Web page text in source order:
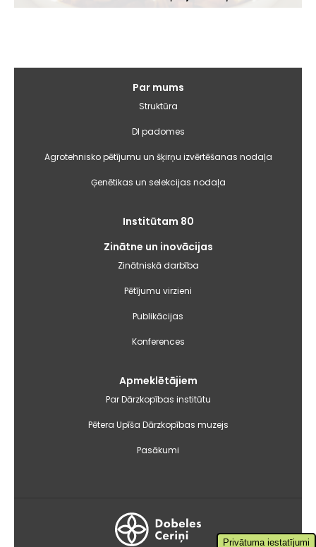
Par mums
Struktūra
DI padomes
Agrotehnisko pētījumu un šķirņu izvērtēšanas nodaļa
Ģenētikas un selekcijas nodaļa
Institūtam 80
Zinātne un inovācijas
Zinātniskā darbība
Pētījumu virzieni
Publikācijas
Konferences
Apmeklētājiem
Par Dārzkopības institūtu
Pētera Upīša Dārzkopības muzejs
Pasākumi
Privātuma iestatījumi